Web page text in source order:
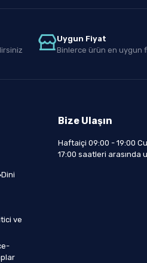
Uygun Fiyat
Binlerce ürün en uygun
ve
Bize Ulaşın
Haftaiçi 09:00 - 19:00
17:00 saatleri arasında